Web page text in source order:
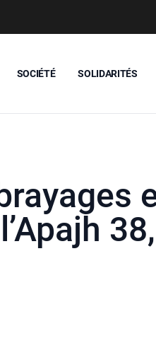
SOCIÉTÉ SOLIDARITÉS